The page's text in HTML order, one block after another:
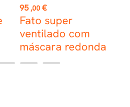
Preço
95 ,00 €
Fato super
ventilado com
máscara redonda
2 3 4